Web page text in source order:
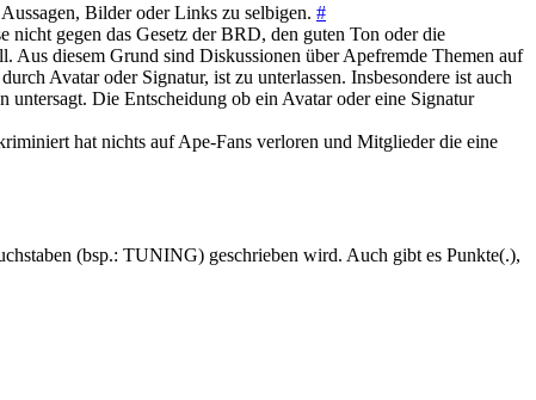
Bilder oder Links zu selbigen. #
gegen das Gesetz der BRD, den guten Ton oder die
Aus diesem Grund sind Diskussionen über Apefremde Themen auf
Avatar oder Signatur, ist zu unterlassen. Insbesondere ist auch
Die Entscheidung ob ein Avatar oder eine Signatur
hat nichts auf Ape-Fans verloren und Mitglieder die eine
(bsp.: TUNING) geschrieben wird. Auch gibt es Punkte(.),